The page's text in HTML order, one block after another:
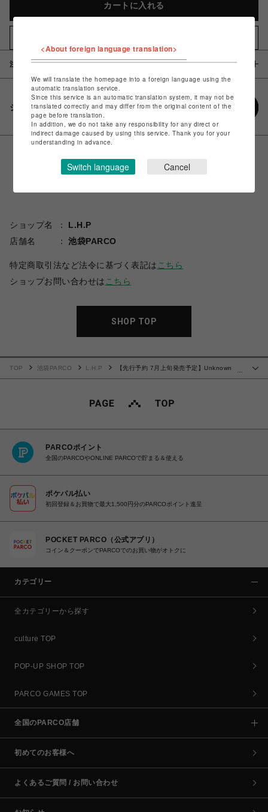
カートに入れる
注意事項
シェアする
ショップ名
L.H.P
店舗名
池袋PARCO
特定商取引法など法令に基づく表記は こちら
ショップお問い合わせは こちら
SHOP TOP
…
TOP 池袋PARCO L.H.P
【先行予約 7月上旬発売予定】Unknown
PARCOポイント
全国のPARCOやONLINE PARCOで貯まる＆使える
ポケパル払い
初回登録＆お買物で最大1,500円分のPARCOポイント進呈
POCKET PARCO（公式アプリ）
コイン＆クーポンでPARCOでのお買い物がオトクに
カテゴリー
全カテゴリーから探す
culture TOP
POP-UP SHOP TOP
PARCO GAMES TOP
全国のPARCO店舗
初めてのお客様へ
よくあるご質問 / お問い合わせ
<About foreign language translation>
We will translate the homepage into a foreign language using the
automatic translation service.
Since this service is an automatic translation system, it may not be
translated correctly and may differ from the original content of the
page before translation.
In addition, we do not take any responsibility for any direct or
indirect damage caused by using this service. Thank you for your
understanding in advance.
Switch language Cancel